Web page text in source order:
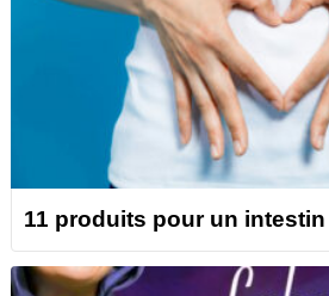
11 produits pour un